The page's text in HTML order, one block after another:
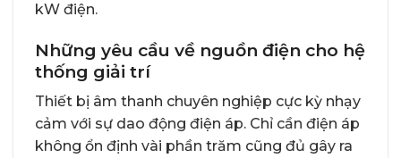
kW điện.
Những yêu cầu về nguồn điện cho hệ
thống giải trí
Thiết bị âm thanh chuyên nghiệp cực kỳ nhạy
cảm với sự dao động điện áp. Chỉ cần điện áp
không ổn định vài phần trăm cũng đủ gây ra